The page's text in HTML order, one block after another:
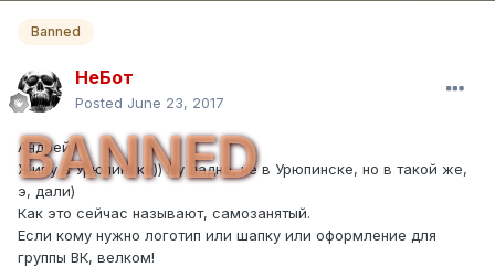
Banned
НеБот
Posted June 23, 2017
BANNED
Андрей.
Живу в Урюпинске)) Ну ладно, не в Урюпинске, но в такой же,
э, дали)
Как это сейчас называют, самозанятый.
Если кому нужно логотип или шапку или оформление для
группы ВК, велком!